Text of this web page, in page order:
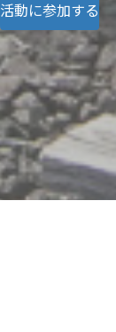
活動に参加する